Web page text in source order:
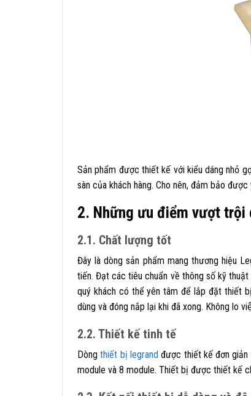
Sản phẩm được thiết kế với kiểu dáng nhỏ
sàn của khách hàng. Cho nên, đảm bảo
2. Những ưu điểm vượt trội
2.1. Chất lượng tốt
Đây là dòng sản phẩm mang thương hiệu
tiến. Đạt các tiêu chuẩn về thông số kỹ
quý khách có thể yên tâm để lắp đặt thiết
dùng và đóng nắp lại khi đã xong. Không lo
2.2. Thiết kế tinh tế
Dòngthiết bị legrand được thiết kế đơn giản
module và 8 module. Thiết bị được thiết kế